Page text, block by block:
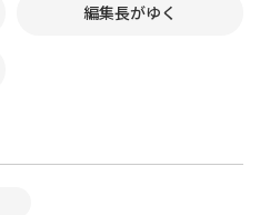
編集長がゆく